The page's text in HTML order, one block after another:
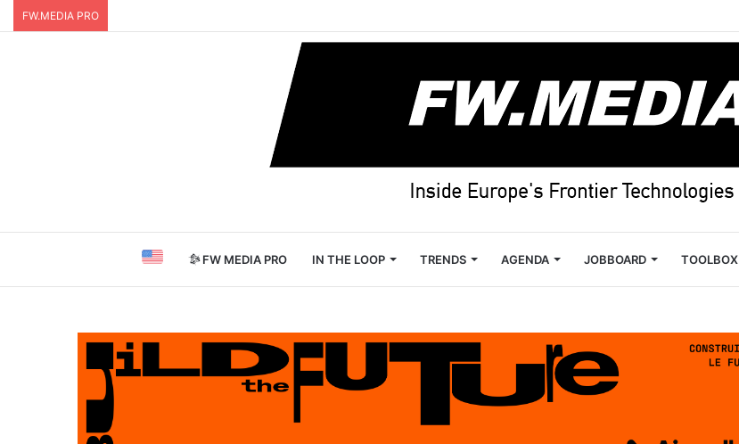
FW.MEDIA PRO
FW MEDIA PRO IN THE LOOP TRENDS AGENDA JOBBOARD TOOLBOX